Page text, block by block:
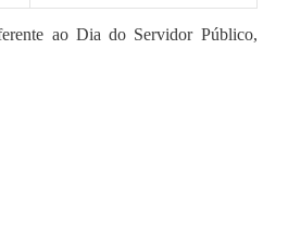
ao Dia do Servidor Público,